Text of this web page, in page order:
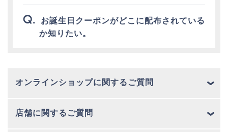
オンラインショップに関するご質問
店舗に関するご質問
お誕生日クーポンがどこに配布されている
か知りたい。